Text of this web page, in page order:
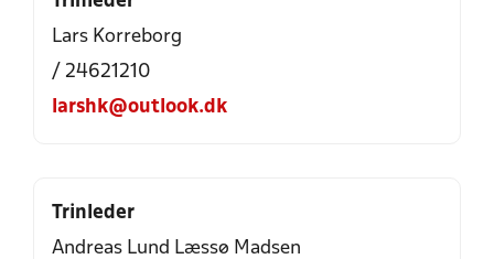
Lars Korreborg
/ 24621210
larshk@outlook.dk
Trinleder
Andreas Lund Læssø Madsen